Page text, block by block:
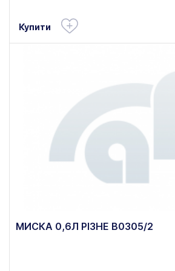
Купити
МИСКА 0,6Л РІЗНЕ В0305/2